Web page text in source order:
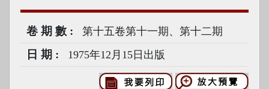
卷期數 第十五卷第十一期、第十二期
日期 1975年12月15日出版